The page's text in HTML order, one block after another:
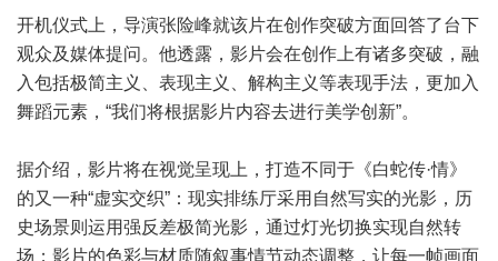
开机仪式上，导演张险峰就该片在创作突破方面回答了台下
观众及媒体提问。他透露，影片会在创作上有诸多突破，融
入包括极简主义、表现主义、解构主义等表现手法，更加入
舞蹈元素，“我们将根据影片内容去进行美学创新”。
据介绍，影片将在视觉呈现上，打造不同于《白蛇传·情》
的又一种“虚实交织”：现实排练厅采用自然写实的光影，历
史场景则运用强反差极简光影，通过灯光切换实现自然转
场；影片的色彩与材质随叙事情节动态调整，让每一帧画面